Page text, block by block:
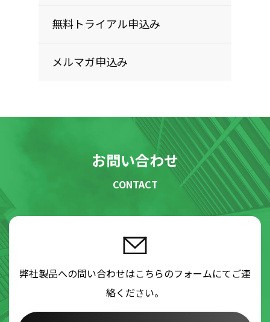
個人情報の公開
お客様から提供していただいた個人情報は原則と
お客様の明示的な承諾をいただけた場合
法的な問題があり、当局より個人情報の開示
を求められた場合
ビービーシステムが、機密保持契約を交わし
た上で、業務の一部を業務受託事業者に依頼
個人情報の開示請求・削除請求
お客様から、ビービーシステムの保有する個人情
報について、開示を求められた場合、開示請求さ
れた方がお客様ご本人であると認められた場合の
無料トライアル申込み
メルマガ申込み
お問い合わせ
CONTACT
弊社製品への問い合わせはこちらのフォームにてご連
絡ください。